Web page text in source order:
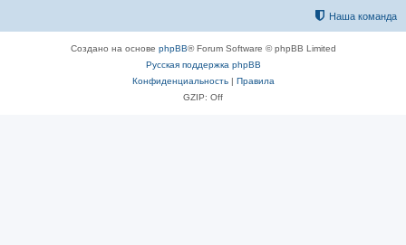
Наша команда
Создано на основе phpBB® Forum Software © phpBB Limited
Русская поддержка phpBB
Конфиденциальность| Правила
GZIP: Off